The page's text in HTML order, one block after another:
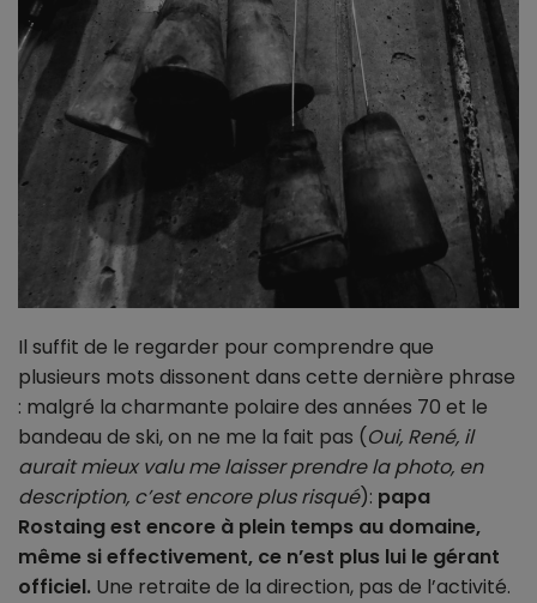
Il suffit de le regarder pour comprendre que
plusieurs mots dissonent dans cette dernière phrase
: malgré la charmante polaire des années 70 et le
bandeau de ski, on ne me la fait pas (Oui, René, il
aurait mieux valu me laisser prendre la photo, en
description, c’est encore plus risqué): papa
Rostaing est encore à plein temps au domaine,
même si effectivement, ce n’est plus lui le gérant
officiel. Une retraite de la direction, pas de l’activité.